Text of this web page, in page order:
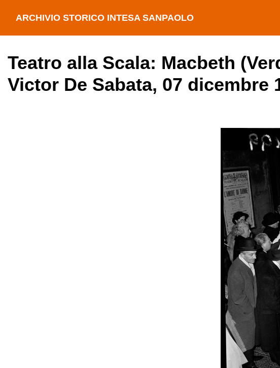
ARCHIVIO STORICO INTESA SANPAOLO
Teatro alla Scala: Macbeth
Victor De Sabata, 07 dicembre